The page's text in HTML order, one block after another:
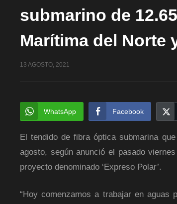
submarino de
Marítima del Norte
13 AGOSTO, 2021
WhatsApp Facebook
El tendido de fibra óptica submarina
agosto, según anunció el pasado
proyecto denominado ‘Expreso Polar’.
“Hoy comenzamos a trabajar en